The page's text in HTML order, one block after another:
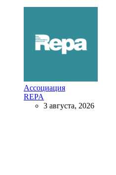
Ассоциация
REPA
3 августа, 2026